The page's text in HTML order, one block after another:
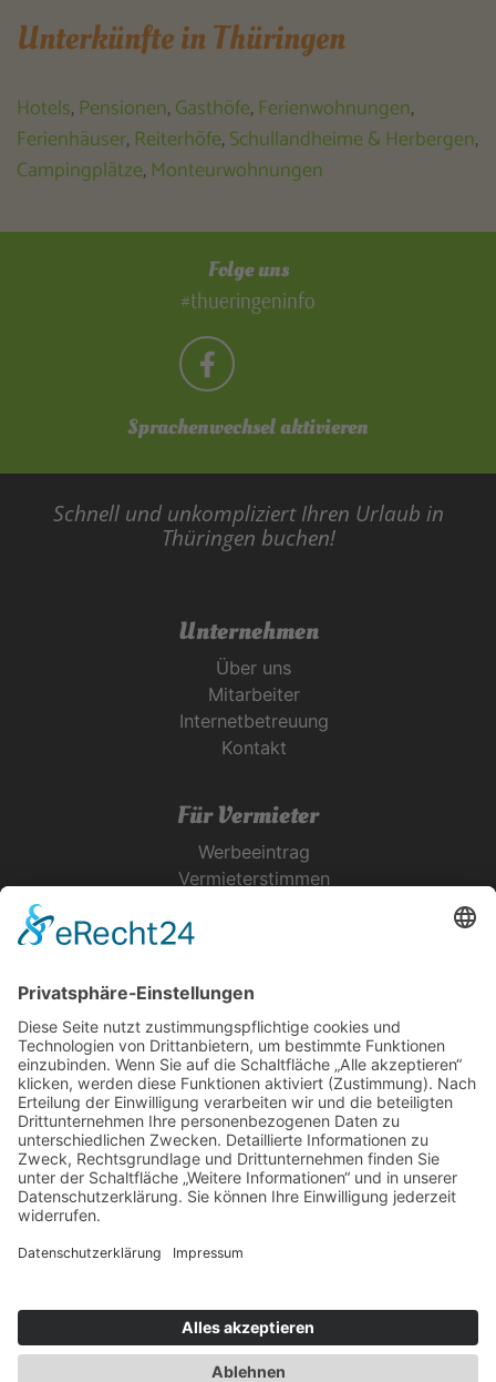
Unterkünfte in Thüringen
Hotels, Pensionen,Gasthöfe, Ferienwohnungen,
Ferienhäuser, Reiterhöfe,Schullandheime & Herbergen,
Campingplätze, Monteurwohnungen
Folge uns
#thueringeninfo
Sprachenwechsel aktivieren
Schnell und unkompliziert Ihren Urlaub in
Thüringen buchen!
Unternehmen
Über uns
Mitarbeiter
Internetbetreuung
Kontakt
Für Vermieter
Werbeeintrag
Vermieterstimmen
Urlaubsservice
Bücher, Karten & CD's
Ihre Anreise
Wetter
Links
Nutzungsbedingungen
Datenschutz
Reiseoasen.de